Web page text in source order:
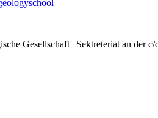
Gesellschaft | Sektreteriat an der